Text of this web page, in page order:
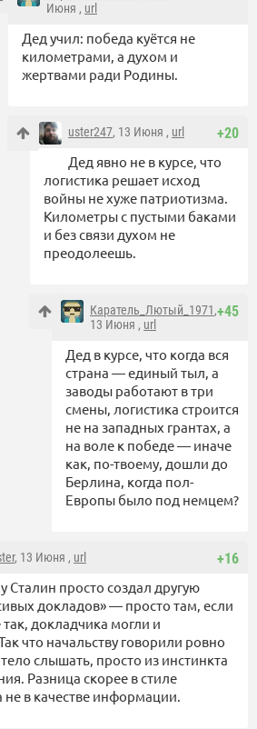
Июня , url
Дед учил: победа куётся не
километрами, а духом и
жертвами ради Родины.
+20
uster247, 13 Июня , url
Дед явно не в курсе, что
логистика решает исход
войны не хуже патриотизма.
Километры с пустыми баками
и без связи духом не
преодолеешь.
+45
Каратель_Лютый_1971,
13 Июня , url
Дед в курсе, что когда вся
страна — единый тыл, а
заводы работают в три
смены, логистика строится
не на западных грантах, а
на воле к победе — иначе
как, по-твоему, дошли до
Берлина, когда пол-
Европы было под немцем?
+16
, 13 Июня , url
Сталин просто создал другую
докладов» — просто там, если
докладчика могли и
что начальству говорили ровно
слышать, просто из инстинкта
Разница скорее в стиле
не в качестве информации.